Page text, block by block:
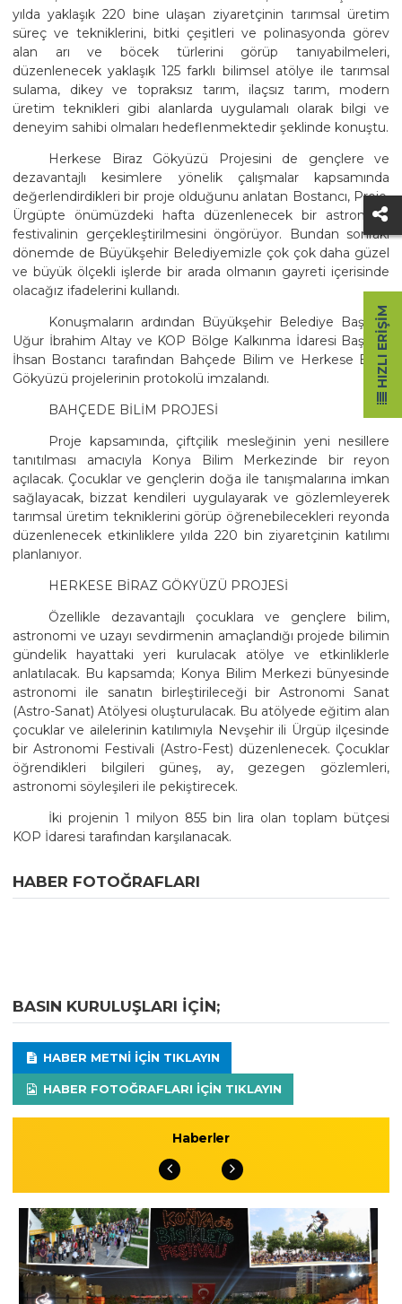
yılda yaklaşık 220 bine ulaşan ziyaretçinin tarımsal üretim
süreç ve tekniklerini, bitki çeşitleri ve polinasyonda görev
alan arı ve böcek türlerini görüp tanıyabilmeleri,
düzenlenecek yaklaşık 125 farklı bilimsel atölye ile tarımsal
sulama, dikey ve topraksız tarım, ilaçsız tarım, modern
üretim teknikleri gibi alanlarda uygulamalı olarak bilgi ve
deneyim sahibi olmaları hedeflenmektedir şeklinde konuştu.
Herkese Biraz Gökyüzü Projesini de gençlere ve
dezavantajlı kesimlere yönelik çalışmalar kapsamında
değerlendirdikleri bir proje olduğunu anlatan Bostancı, Proje,
Ürgüpte önümüzdeki hafta düzenlenecek bir astronomi
festivalinin gerçekleştirilmesini öngörüyor. Bundan sonraki
dönemde de Büyükşehir Belediyemizle çok çok daha güzel
ve büyük ölçekli işlerde bir arada olmanın gayreti içerisinde
olacağız ifadelerini kullandı.
Konuşmaların ardından Büyükşehir Belediye Başkanı
Uğur İbrahim Altay ve KOP Bölge Kalkınma İdaresi Başkanı
İhsan Bostancı tarafından Bahçede Bilim ve Herkese Biraz
Gökyüzü projelerinin protokolü imzalandı.
BAHÇEDE BİLİM PROJESİ
Proje kapsamında, çiftçilik mesleğinin yeni nesillere
tanıtılması amacıyla Konya Bilim Merkezinde bir reyon
açılacak. Çocuklar ve gençlerin doğa ile tanışmalarına imkan
sağlayacak, bizzat kendileri uygulayarak ve gözlemleyerek
tarımsal üretim tekniklerini görüp öğrenebilecekleri reyonda
düzenlenecek etkinliklere yılda 220 bin ziyaretçinin katılımı
planlanıyor.
HERKESE BİRAZ GÖKYÜZÜ PROJESİ
Özellikle dezavantajlı çocuklara ve gençlere bilim,
astronomi ve uzayı sevdirmenin amaçlandığı projede bilimin
gündelik hayattaki yeri kurulacak atölye ve etkinliklerle
anlatılacak. Bu kapsamda; Konya Bilim Merkezi bünyesinde
astronomi ile sanatın birleştirileceği bir Astronomi Sanat
(Astro-Sanat) Atölyesi oluşturulacak. Bu atölyede eğitim alan
çocuklar ve ailelerinin katılımıyla Nevşehir ili Ürgüp ilçesinde
bir Astronomi Festivali (Astro-Fest) düzenlenecek. Çocuklar
öğrendikleri bilgileri güneş, ay, gezegen gözlemleri,
astronomi söyleşileri ile pekiştirecek.
İki projenin 1 milyon 855 bin lira olan toplam bütçesi
KOP İdaresi tarafından karşılanacak.
HABER FOTOĞRAFLARI
BASIN KURULUŞLARI IÇIN;
HABER METNI IÇIN TIKLAYIN
HABER FOTOĞRAFLARI IÇIN TIKLAYIN
Haberler
HIZLI ERIŞIM